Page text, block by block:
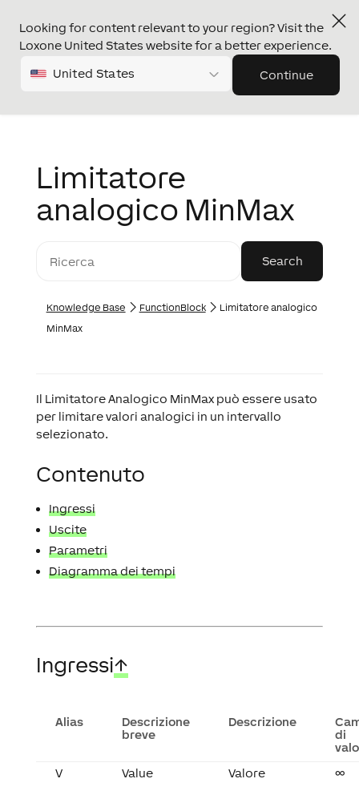
Looking for content relevant to your region? Visit the
Loxone United States website for a better experience.
United States Continue
Limitatore
analogico MinMax
Knowledge Base FunctionBlock
Limitatore analogico
MinMax
Il Limitatore Analogico MinMax può essere usato
per limitare valori analogici in un intervallo
selezionato.
Contenuto
Ingressi
Uscite
Parametri
Diagramma dei tempi
Ingressi↑
Alias
Descrizione
breve
Descrizione
di
V
Value Valore ∞